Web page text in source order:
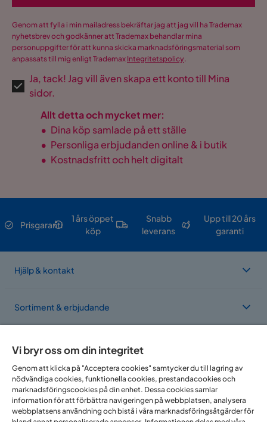
Genom att fylla i min mailadress bekräftar jag att jag vill ha Trademax
nyhetsbrev och godkänner att Trademax behandlar mina
personuppgifter för att kunna skicka marknadsföringsmaterial som
anpassats till mig enligt Trademax Integritetspolicy.
Ja, tack! Jag vill även skapa ett konto till Mina
sidor.
Allt detta och mycket mer:
• Dina köp samlade på ett ställe
• Personliga erbjudanden online & i butik
• Kostnadsfritt och helt digitalt
Prisgaranti
1 års öppet
köp
Snabb
leverans
Upp till 20 års
garanti
Hjälp & kontakt
Sortiment & erbjudande
Om Trademax
Vi finns i flera länder
Vi bryr oss om din integritet
Genom att klicka på "Acceptera cookies" samtycker du till lagring av
nödvändiga cookies, funktionella cookies, prestandacookies och
marknadsföringscookies på din enhet. Dessa cookies samlar
information för att förbättra navigeringen på webbplatsen, analysera
webbplatsens användning och bistå i våra marknadsföringsåtgärder för